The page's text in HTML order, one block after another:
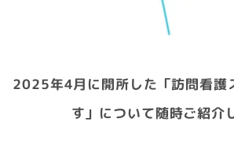
2025年4月に開所した「訪問看護
す」について随時ご紹介